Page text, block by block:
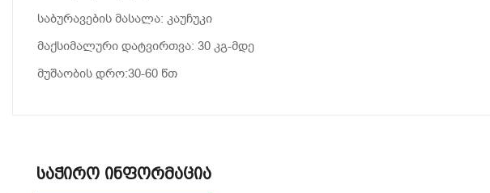
საბურავების მასალა: კაუჩუკი
მაქსიმალური დატვირთვა: 30 კგ-მდე
მუშაობის დრო:30-60 წთ
Საჭირო Ინფორმაცია